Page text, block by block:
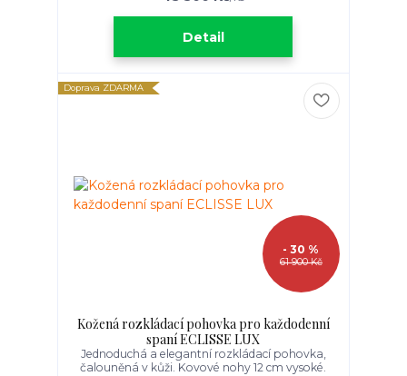
Detail
Doprava ZDARMA
61 900 Kč
- 30 %
Kožená rozkládací pohovka pro každodenní
spaní ECLISSE LUX
Jednoduchá a elegantní rozkládací pohovka,
čalouněná v kůži. Kovové nohy 12 cm vysoké.